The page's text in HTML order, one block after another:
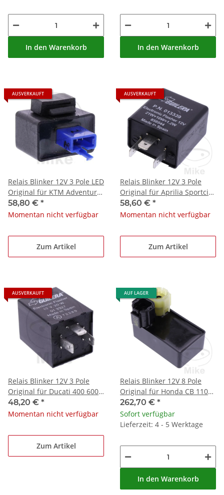
In den Warenkorb In den Warenkorb
AUSVERKAUFT
Relais Blinker 12V 3 Pole LED
Original für KTM Adventure
790 890 Duke 890 SMC 690
58,80 € *
Momentan nicht verfügbar
Zum Artikel
AUSVERKAUFT
Relais Blinker 12V 3 Pole
Original für Aprilia Sportcity
50 125 Derbi Variant 50 125
58,60 € *
Momentan nicht verfügbar
Zum Artikel
AUSVERKAUFT
Relais Blinker 12V 3 Pole
Original für Ducati 400 600
748 750 851 888 900 916 944
996
48,20 € *
Momentan nicht verfügbar
Zum Artikel
AUF LAGER
Relais Blinker 12V 8 Pole
Original für Honda CB 1100
EX # 2017-2021
262,70 € *
Sofort verfügbar
Lieferzeit: 4 - 5 Werktage
In den Warenkorb